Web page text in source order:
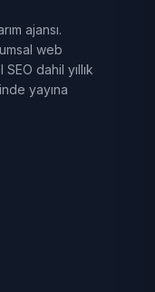
ajansı.
web
dahil yıllık
yayına